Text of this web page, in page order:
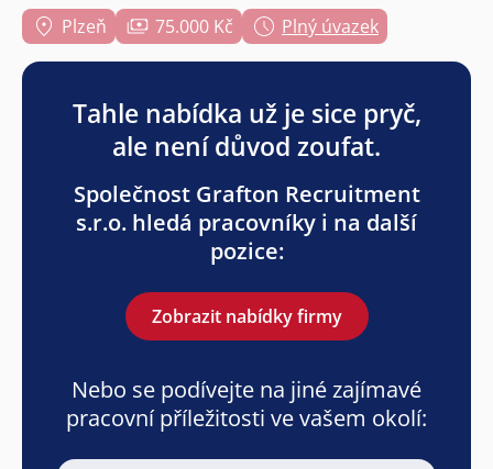
Plzeň 75.000 Kč Plný úvazek
Tahle nabídka už je sice pryč,
ale není důvod zoufat.
Společnost Grafton Recruitment
s.r.o. hledá pracovníky i na další
pozice:
Zobrazit nabídky firmy
Nebo se podívejte na jiné zajímavé
pracovní příležitosti ve vašem okolí: